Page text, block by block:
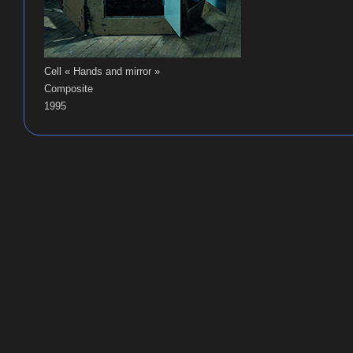
Cell « Hands and mirror »
Composite
1995